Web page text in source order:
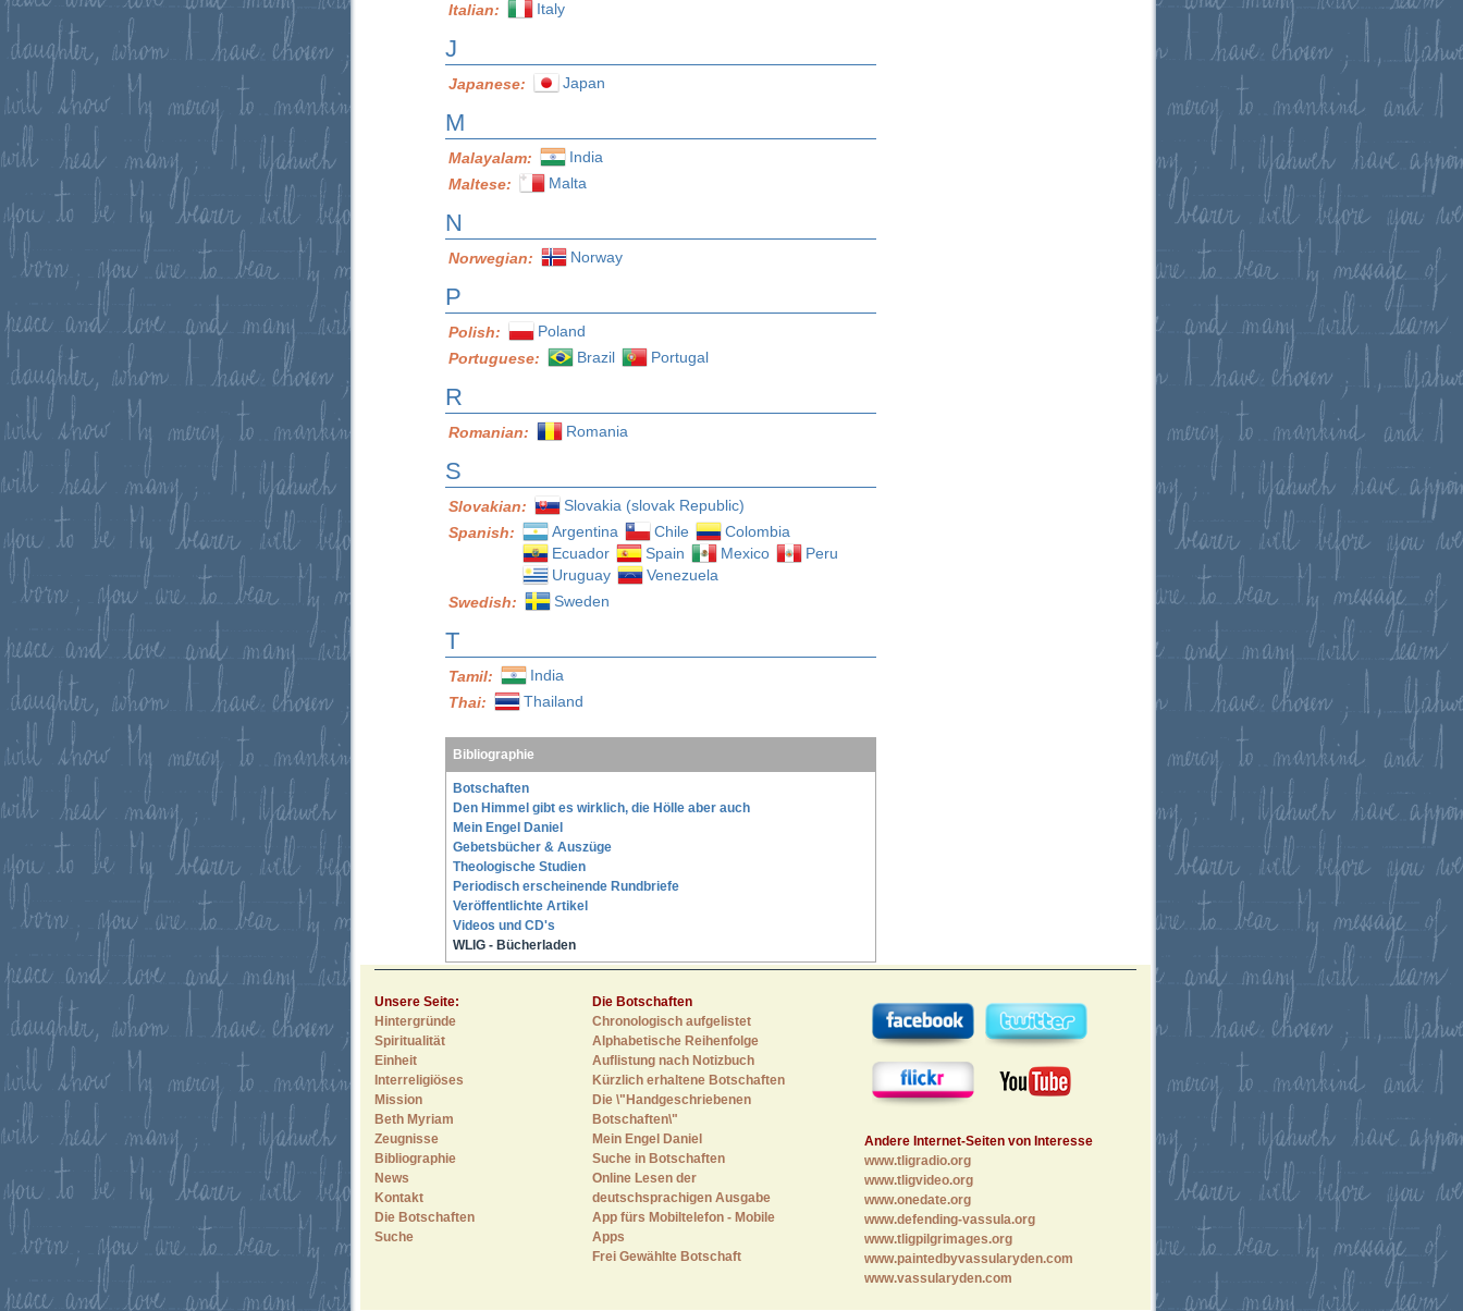
Italian:
Italy
J
Japanese: Japan
M
Malayalam:
India
Maltese:
Malta
N
Norwegian: Norway
P
Polish:
Poland
Portuguese:
Brazil Portugal
R
Romanian: Romania
S
Slovakian:
Slovakia (slovak Republic)
Spanish:
Argentina Chile
Colombia
Ecuador
Spain Mexico
Peru
Uruguay
Venezuela
Swedish:
Sweden
T
Tamil:
India
Thai:
Thailand
Bibliographie
Botschaften
Den Himmel gibt es wirklich, die Hölle aber auch
Mein Engel Daniel
Gebetsbücher & Auszüge
Theologische Studien
Periodisch erscheinende Rundbriefe
Veröffentlichte Artikel
Videos und CD's
WLIG - Bücherladen
Unsere Seite:
Hintergründe
Spiritualität
Einheit
Interreligiöses
Mission
Beth Myriam
Zeugnisse
Bibliographie
News
Kontakt
Die Botschaften
Suche
Die Botschaften
Chronologisch aufgelistet
Alphabetische Reihenfolge
Auflistung nach Notizbuch
Kürzlich erhaltene Botschaften
Die \"Handgeschriebenen
Botschaften\"
Mein Engel Daniel
Suche in Botschaften
Online Lesen der
deutschsprachigen Ausgabe
App fürs Mobiltelefon - Mobile
Apps
Frei Gewählte Botschaft
Andere Internet-Seiten von Interesse
www.tligradio.org
www.tligvideo.org
www.onedate.org
www.defending-vassula.org
www.tligpilgrimages.org
www.paintedbyvassularyden.com
www.vassularyden.com